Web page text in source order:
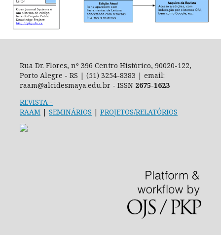
Rua Dr. Flores, nº 396 Centro Histórico, 90020-122,
Porto Alegre - RS | (51) 3254-8383 | email:
raam@alcidesmaya.edu.br - ISSN 2675-1623
REVISTA -
RAAM | SEMINÁRIOS | PROJETOS/RELATÓRIOS